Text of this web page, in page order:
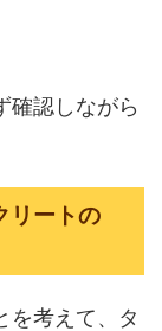
確認しながら
リートの
を考えて、タ